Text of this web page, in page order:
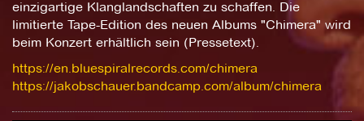
einzigartige Klanglandschaften zu schaffen. Die
limitierte Tape-Edition des neuen Albums "Chimera" wird
beim Konzert erhältlich sein (Pressetext).
https://en.bluespiralrecords.com/chimera
https://jakobschauer.bandcamp.com/album/chimera